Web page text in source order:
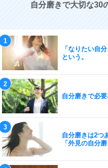
自分磨きで大切な30
「なりたい自
という。
自分磨きで必
自分磨きは2つ
「外見の自分